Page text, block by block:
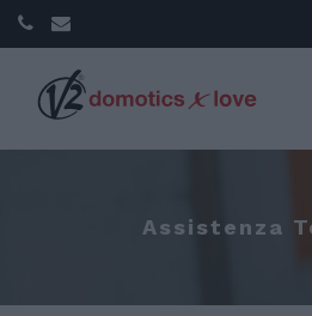
Assistenza